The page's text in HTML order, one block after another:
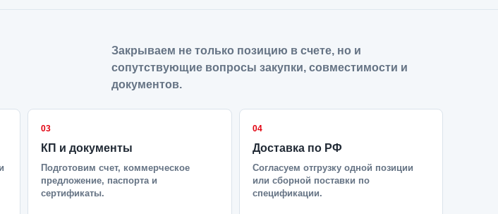
Закрываем не только позицию в счете, но и
сопутствующие вопросы закупки, совместимости и
документов.
03
КП и документы
Подготовим счет, коммерческое
предложение, паспорта и
сертификаты.
04
Доставка по РФ
Согласуем отгрузку одной позиции
или сборной поставки по
спецификации.